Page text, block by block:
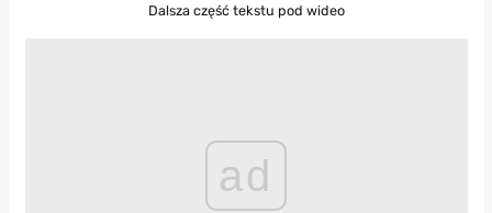
Dalsza część tekstu pod wideo
ad